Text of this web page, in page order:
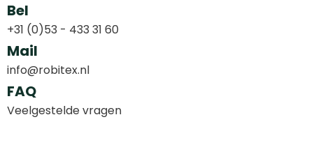
Bel
+31 (0)53 - 433 31 60
Mail
info@robitex.nl
FAQ
Veelgestelde vragen